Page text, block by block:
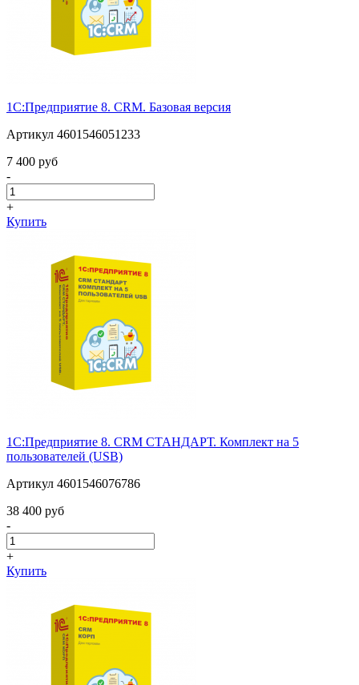
1С:Предприятие 8. CRM. Базовая версия
Артикул 4601546051233
7 400 pуб
-
+
Купить
1С:Предприятие 8. CRM СТАНДАРТ. Комплект на 5
пользователей (USB)
Артикул 4601546076786
38 400 pуб
-
+
Купить